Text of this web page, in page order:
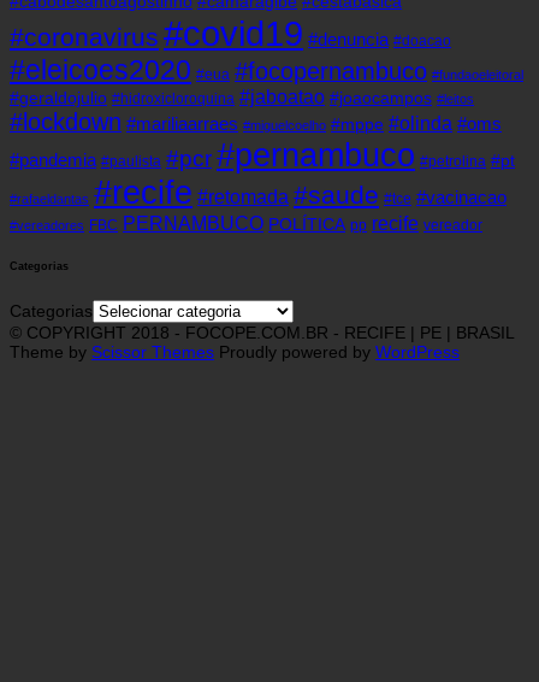
#coronavirus #covid19 #denuncia #doacao
#eleicoes2020 #eua #focopernambuco #fundaoeleitoral
#geraldojulio #hidroxicloroquina #jaboatao #joaocampos #leitos
#lockdown #mariliaarraes #miguelcoelho #mppe #olinda #oms
#pandemia #paulista #pcr#pernambuco #petrolina #pt
#rafaeldantas #recife #retomada #saude #tce #vacinacao
#vereadores FBC PERNAMBUCO POLÍTICA pp recife vereador
Categorias
Categorias
© COPYRIGHT 2018 - FOCOPE.COM.BR - RECIFE | PE | BRASIL
Theme by Scissor Themes Proudly powered by WordPress